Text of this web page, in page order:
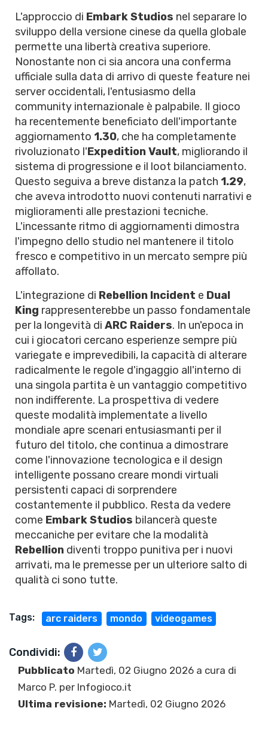
L'approccio di Embark Studios nel separare lo
sviluppo della versione cinese da quella globale
permette una libertà creativa superiore.
Nonostante non ci sia ancora una conferma
ufficiale sulla data di arrivo di queste feature nei
server occidentali, l'entusiasmo della
community internazionale è palpabile. Il gioco
ha recentemente beneficiato dell'importante
aggiornamento 1.30, che ha completamente
rivoluzionato l'Expedition Vault, migliorando il
sistema di progressione e il loot bilanciamento.
Questo seguiva a breve distanza la patch 1.29,
che aveva introdotto nuovi contenuti narrativi e
miglioramenti alle prestazioni tecniche.
L'incessante ritmo di aggiornamenti dimostra
l'impegno dello studio nel mantenere il titolo
fresco e competitivo in un mercato sempre più
affollato.
L'integrazione di Rebellion Incident e Dual
King rappresenterebbe un passo fondamentale
per la longevità di ARC Raiders. In un'epoca in
cui i giocatori cercano esperienze sempre più
variegate e imprevedibili, la capacità di alterare
radicalmente le regole d'ingaggio all'interno di
una singola partita è un vantaggio competitivo
non indifferente. La prospettiva di vedere
queste modalità implementate a livello
mondiale apre scenari entusiasmanti per il
futuro del titolo, che continua a dimostrare
come l'innovazione tecnologica e il design
intelligente possano creare mondi virtuali
persistenti capaci di sorprendere
costantemente il pubblico. Resta da vedere
come Embark Studios bilancerà queste
meccaniche per evitare che la modalità
Rebellion diventi troppo punitiva per i nuovi
arrivati, ma le premesse per un ulteriore salto di
qualità ci sono tutte.
Tags: arc raiders mondo videogames
Condividi:
Pubblicato Martedì, 02 Giugno 2026 a cura di
Marco P. per Infogioco.it
Ultima revisione: Martedì, 02 Giugno 2026